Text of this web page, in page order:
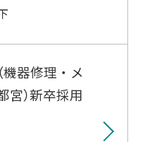
機器修理・メ
宮）新卒採用